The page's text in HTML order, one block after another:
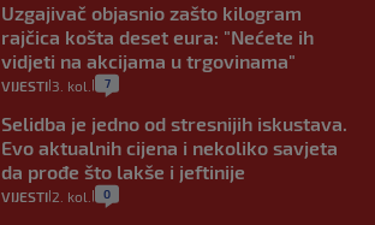
Uzgajivač objasnio zašto kilogram
rajčica košta deset eura: "Nećete ih
vidjeti na akcijama u trgovinama"
VIJESTI 3. kol. 7
Selidba je jedno od stresnijih iskustava.
Evo aktualnih cijena i nekoliko savjeta
da prođe što lakše i jeftinije
VIJESTI 2. kol. 0